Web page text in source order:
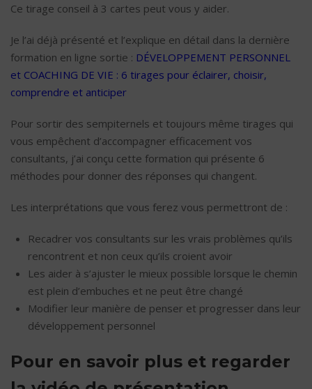
Ce tirage conseil à 3 cartes peut vous y aider.
Je l’ai déjà présenté et l’explique en détail dans la dernière
formation en ligne sortie : DÉVELOPPEMENT PERSONNEL
et COACHING DE VIE : 6 tirages pour éclairer, choisir,
comprendre et anticiper
Pour sortir des sempiternels et toujours même tirages qui
vous empêchent d’accompagner efficacement vos
consultants, j’ai conçu cette formation qui présente 6
méthodes pour donner des réponses qui changent.
Les interprétations que vous ferez vous permettront de :
Recadrer vos consultants sur les vrais problèmes qu’ils
rencontrent et non ceux qu’ils croient avoir
Les aider à s’ajuster le mieux possible lorsque le chemin
est plein d’embuches et ne peut être changé
Modifier leur manière de penser et progresser dans leur
développement personnel
Pour en savoir plus et regarder